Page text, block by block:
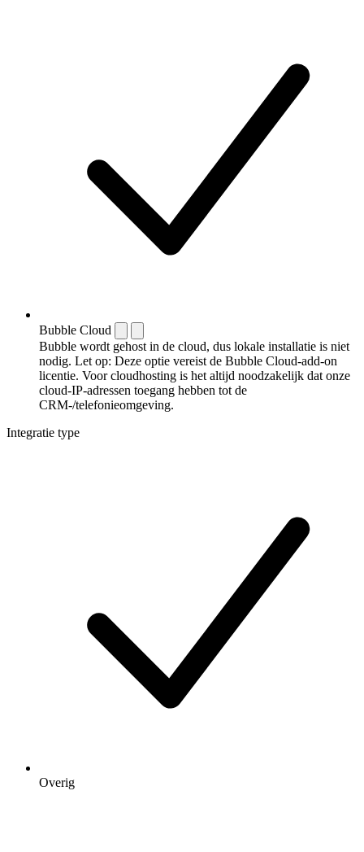
Bubble Cloud
Bubble wordt gehost in de cloud, dus lokale installatie is niet
nodig. Let op: Deze optie vereist de Bubble Cloud-add-on
licentie. Voor cloudhosting is het altijd noodzakelijk dat onze
cloud-IP-adressen toegang hebben tot de
CRM-/telefonieomgeving.
Integratie type
Overig